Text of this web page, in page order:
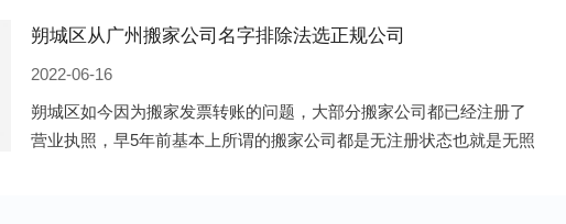
朔城区从广州搬家公司名字排除法选正规公司
2022-06-16
朔城区如今因为搬家发票转账的问题，大部分搬家公司都已经注册了
营业执照，早5年前基本上所谓的搬家公司都是无注册状态也就是无照